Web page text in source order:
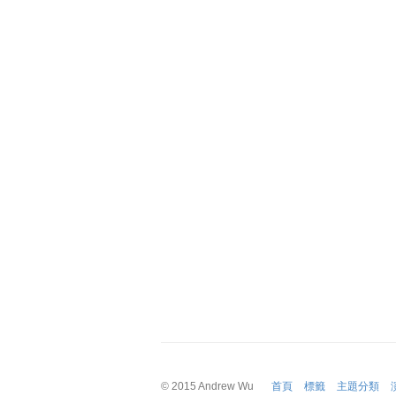
© 2015 Andrew Wu 首頁 標籤 主題分類